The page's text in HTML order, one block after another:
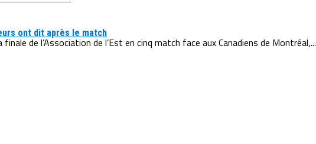
ont dit après le match
de l’Association de l’Est en cinq match face aux Canadiens de Montréal,...